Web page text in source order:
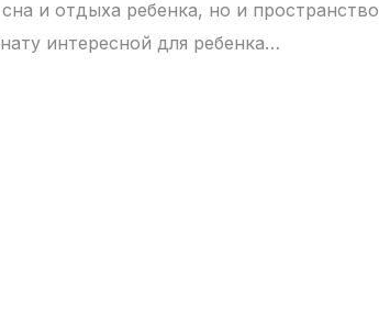
и отдыха ребенка, но и пространство
интересной для ребенка…